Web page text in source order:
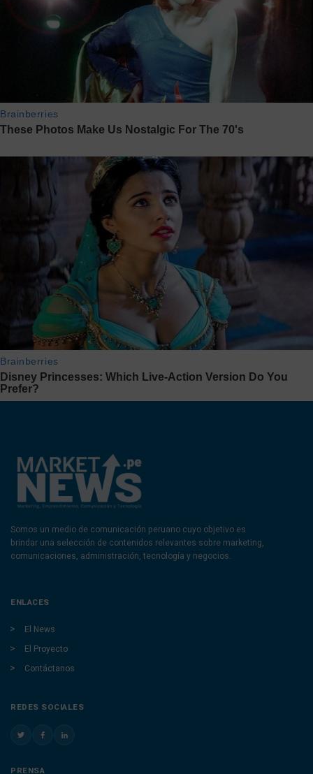
Somos un medio de comunicación peruano cuyo objetivo es
brindar una selección de contenidos relevantes sobre marketing,
comunicaciones, administración, tecnología y negocios.
ENLACES
El News
El Proyecto
Contáctanos
REDES SOCIALES
PRENSA